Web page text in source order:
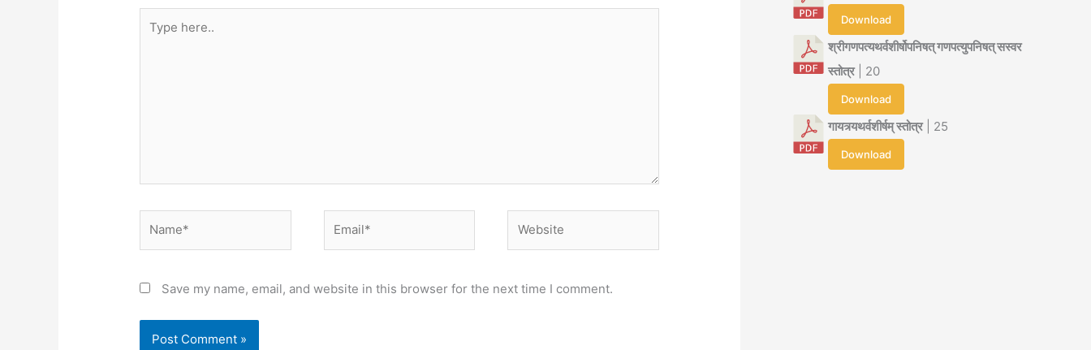
here..
Save my name, email, and website in this browser for the next time I comment.
Download
श्रीगणपत्यथर्वशीर्षोपनिषत् गणपत्युपनिषत् सस्वर
स्तोत्र| 20
Download
गायत्र्यथर्वशीर्षम् स्तोत्र| 25
Download